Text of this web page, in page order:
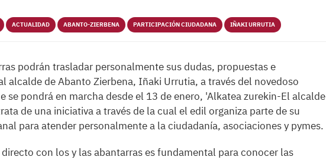
ACTUALIDAD ABANTO-ZIERBENA PARTICIPACIÓN CIUDADANA IÑAKI URRUTIA
podrán trasladar personalmente sus dudas, propuestas e
alcalde de Abanto Zierbena, Iñaki Urrutia, a través del novedoso
se pondrá en marcha desde el 13 de enero, 'Alkatea zurekin-El alcalde
de una iniciativa a través de la cual el edil organiza parte de su
para atender personalmente a la ciudadanía, asociaciones y pymes.
con los y las abantarras es fundamental para conocer las